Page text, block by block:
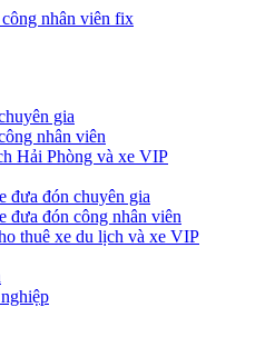
gia
nhân viên
Hải Phòng và xe VIP
đưa đón chuyên gia
đưa đón công nhân viên
thuê xe du lịch và xe VIP